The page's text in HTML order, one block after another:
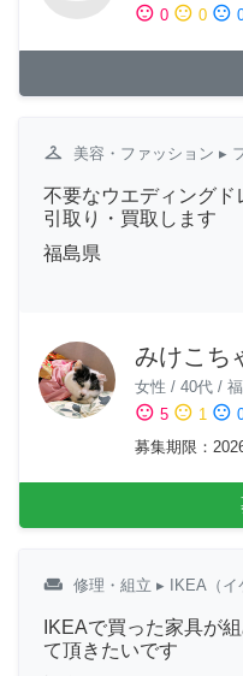
sentiment_satisfied 0 sentiment_neutral 0 sentiment_dissatisfied
checkroom 美容・ファッション ▸
不要なウエディングド
引取り・買取します
福島県
みけこち
女性 / 40代 /
sentiment_satisfied 5 sentiment_neutral 1 sentiment_dissatisfied
募集期限 ：
weekend 修理・組立 ▸ IKEA（イ
IKEAで買った家具が
て頂きたいです